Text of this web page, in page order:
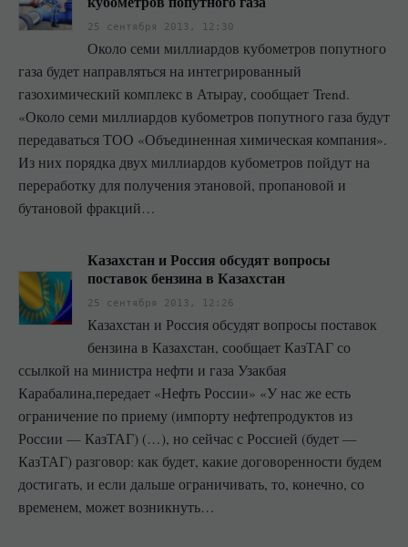
25 сентября 2013, 12:30
Около семи миллиардов кубометров попутного
газа будет направляться на интегрированный
газохимический комплекс в Атырау, сообщает Trend.
«Около семи миллиардов кубометров попутного газа будут
передаваться ТОО «Объединенная химическая компания».
Из них порядка двух миллиардов кубометров пойдут на
переработку для получения этановой, пропановой и
бутановой фракций…
Казахстан и Россия обсудят вопросы
поставок бензина в Казахстан
25 сентября 2013, 12:26
Казахстан и Россия обсудят вопросы поставок
бензина в Казахстан, сообщает КазТАГ со
ссылкой на министра нефти и газа Узакбая
Карабалина,передает «Нефть России» «У нас же есть
ограничение по приему (импорту нефтепродуктов из
России — КазТАГ) (…), но сейчас с Россией (будет —
КазТАГ) разговор: как будет, какие договоренности будем
достигать, и если дальше ограничивать, то, конечно, со
временем, может возникнуть…